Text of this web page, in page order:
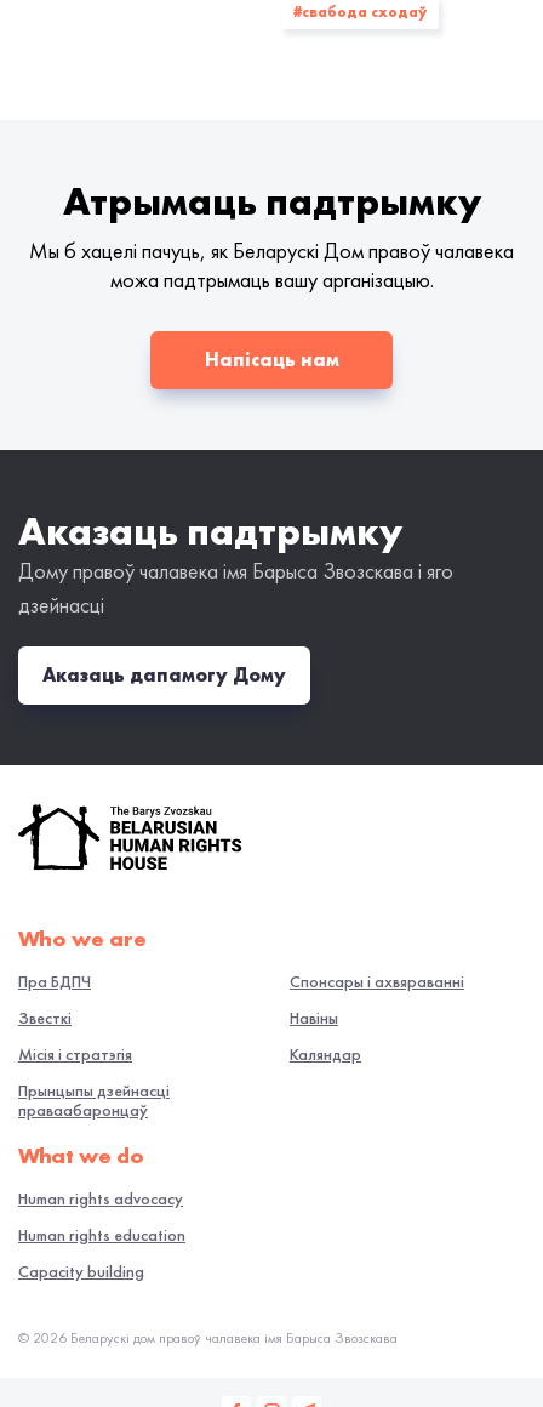
#свабода сходаў
Атрымаць падтрымку
Мы б хацелі пачуць, як Беларускі Дом правоў чалавека
можа падтрымаць вашу арганізацыю.
Напісаць нам
Аказаць падтрымку
Дому правоў чалавека імя Барыса Звозскава і яго
дзейнасці
Аказаць дапамогу Дому
Who we are
Пра БДПЧ
Звесткі
Місія і стратэгія
Прынцыпы дзейнасці
праваабаронцаў
Спонсары і ахвяраванні
Навiны
Каляндар
What we do
Human rights advocacy
Human rights education
Capacity building
© 2026 Беларускі дом правоў чалавека імя Барыса Звозскава